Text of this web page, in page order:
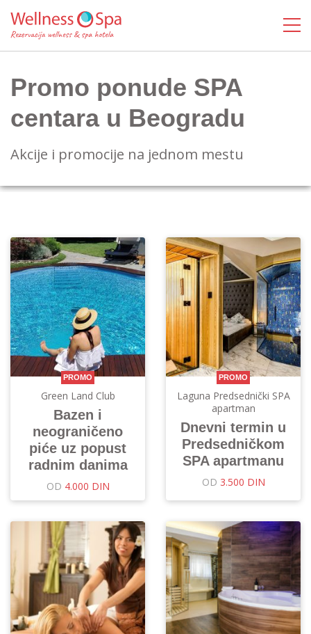
Promo ponude SPA
centara u Beogradu
Akcije i promocije na jednom mestu
PROMO
Green Land Club
Bazen i
neograničeno
piće uz popust
radnim danima
OD 4.000 DIN
PROMO
Laguna Predsednički SPA
apartman
Dnevni termin u
Predsedničkom
SPA apartmanu
OD 3.500 DIN